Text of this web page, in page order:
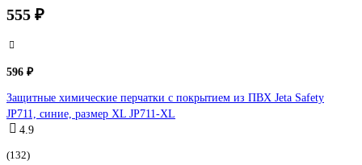
555 ₽
596 ₽
Защитные химические перчатки с покрытием из ПВХ Jeta Safety
JP711, синие, размер XL JP711-XL
4.9
(132)